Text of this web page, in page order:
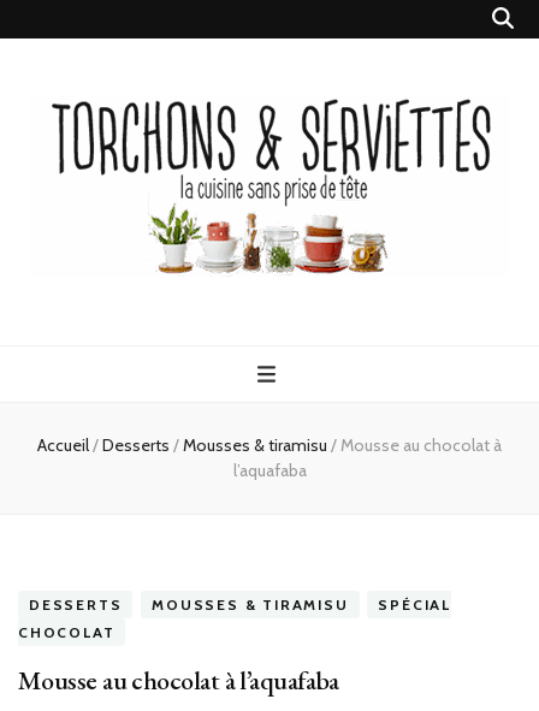
Serviettes
Accueil/Desserts /Mousses & tiramisu /Mousse au chocolat à
l’aquafaba
DESSERTS MOUSSES & TIRAMISU
SPÉCIAL
CHOCOLAT
Mousse au chocolat à l’aquafaba